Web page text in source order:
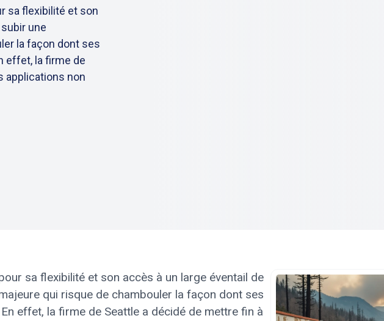
sa flexibilité et son
une
la façon dont ses
effet, la firme de
applications non
sa flexibilité et son accès à un large éventail de
qui risque de chambouler la façon dont ses
effet, la firme de Seattle a décidé de mettre fin à